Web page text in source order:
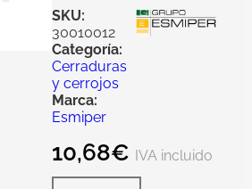
SKU:
30010012
Categoría:
Cerraduras
y cerrojos
Marca:
Esmiper
10,68€ IVA incluido